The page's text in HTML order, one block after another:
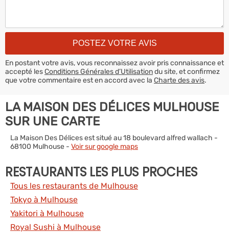
En postant votre avis, vous reconnaissez avoir pris connaissance et
accepté lesConditions Générales d’Utilisationdu site, et confirmez
que votre commentaire est en accord avec la Charte des avis.
LA MAISON DES DÉLICES MULHOUSE
SUR UNE CARTE
La Maison Des Délices est situé au 18 boulevard alfred wallach -
68100 Mulhouse - Voir sur google maps
RESTAURANTS LES PLUS PROCHES
Tous les restaurants de Mulhouse
Tokyo à Mulhouse
Yakitori à Mulhouse
Royal Sushi à Mulhouse